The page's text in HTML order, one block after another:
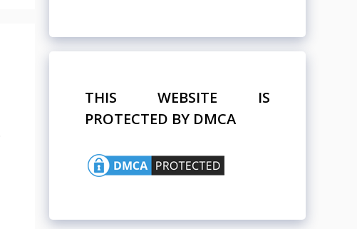
THIS WEBSITE IS
PROTECTED BY DMCA